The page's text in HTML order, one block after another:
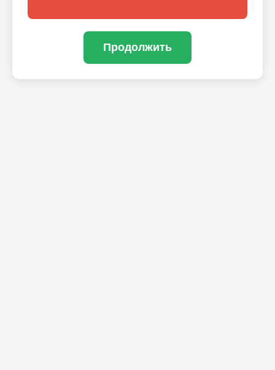
Продолжить